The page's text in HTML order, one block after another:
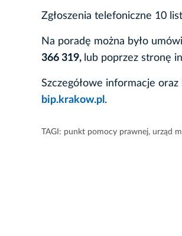
Zgłoszenia telefoniczne 10
Na poradę można było
366 319, lub poprzez stronę
Szczegółowe informacje
bip.krakow.pl .
TAGI: punkt pomocy prawnej, urząd